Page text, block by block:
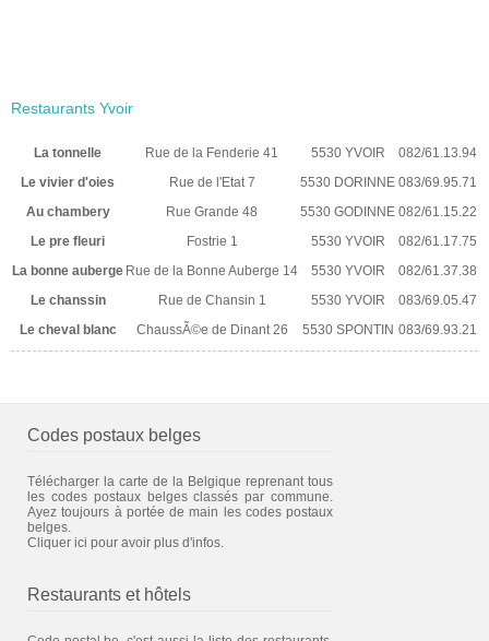
Restaurants Yvoir
La tonnelle Rue de la Fenderie 41 5530 YVOIR
082/61.13.94
Le vivier d'oies
Rue de l'Etat 7 5530 DORINNE 083/69.95.71
Au chambery
Rue Grande 48 5530 GODINNE 082/61.15.22
Le pre fleuri
Fostrie 1 5530 YVOIR
082/61.17.75
La bonne auberge Rue de la Bonne Auberge 14 5530 YVOIR
082/61.37.38
Le chanssin
Rue de Chansin 1 5530 YVOIR
083/69.05.47
Le cheval blanc
ChaussÃ©e de Dinant 26 5530 SPONTIN 083/69.93.21
Codes postaux belges
Télécharger la carte de la Belgique reprenant tous
les codes postaux belges classés par commune.
Ayez toujours à portée de main les codes postaux
belges.
Cliquer ici pour avoir plus d'infos.
Restaurants et hôtels